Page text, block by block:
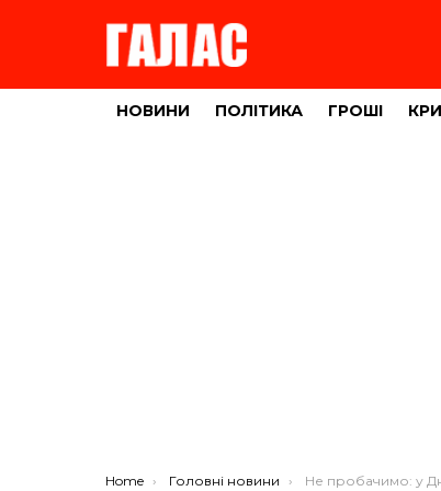
НОВИНИ ПОЛІТИКА ГРОШІ
You are here:
Home Головні новини Не пробачимо: у Дніпрі після важкого